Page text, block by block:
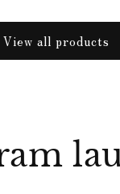
View all products